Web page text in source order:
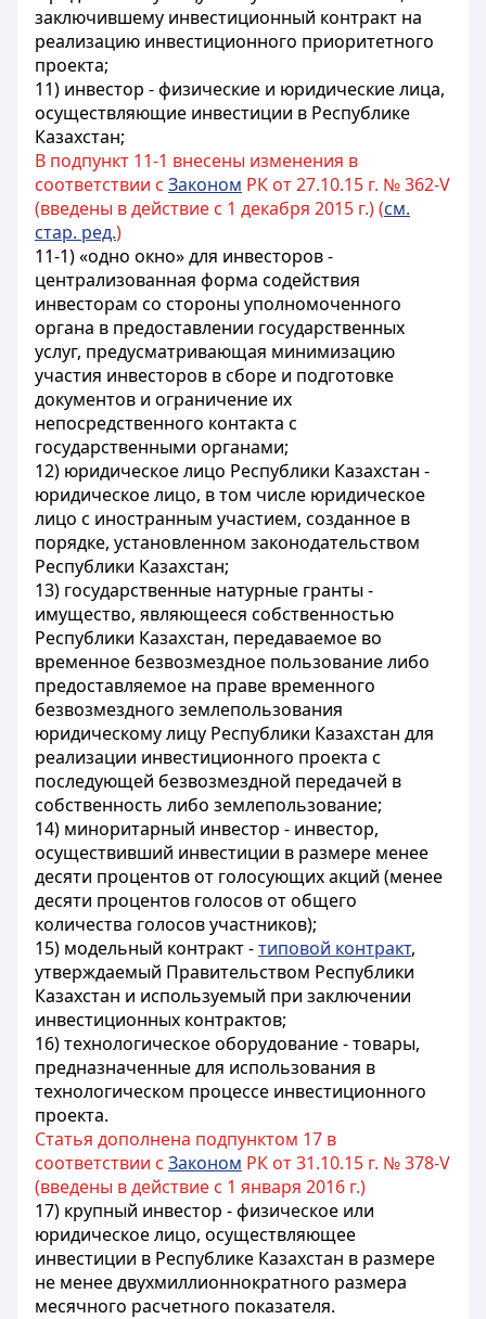
заключившему инвестиционный контракт на
реализацию инвестиционного приоритетного
проекта;
11) инвестор - физические и юридические лица,
осуществляющие инвестиции в Республике
Казахстан;
В подпункт 11-1 внесены изменения в
соответствии с Законом РК от 27.10.15 г. № 362-V
(введены в действие с 1 декабря 2015 г.) (см.
стар. ред.)
11-1) «одно окно» для инвесторов -
централизованная форма содействия
инвесторам со стороны уполномоченного
органа в предоставлении государственных
услуг, предусматривающая минимизацию
участия инвесторов в сборе и подготовке
документов и ограничение их
непосредственного контакта с
государственными органами;
12) юридическое лицо Республики Казахстан -
юридическое лицо, в том числе юридическое
лицо с иностранным участием, созданное в
порядке, установленном законодательством
Республики Казахстан;
13) государственные натурные гранты -
имущество, являющееся собственностью
Республики Казахстан, передаваемое во
временное безвозмездное пользование либо
предоставляемое на праве временного
безвозмездного землепользования
юридическому лицу Республики Казахстан для
реализации инвестиционного проекта с
последующей безвозмездной передачей в
собственность либо землепользование;
14) миноритарный инвестор - инвестор,
осуществивший инвестиции в размере менее
десяти процентов от голосующих акций (менее
десяти процентов голосов от общего
количества голосов участников);
15) модельный контракт -типовой контракт,
утверждаемый Правительством Республики
Казахстан и используемый при заключении
инвестиционных контрактов;
16) технологическое оборудование - товары,
предназначенные для использования в
технологическом процессе инвестиционного
проекта.
Статья дополнена подпунктом 17 в
соответствии с Законом РК от 31.10.15 г. № 378-V
(введены в действие с 1 января 2016 г.)
17) крупный инвестор - физическое или
юридическое лицо, осуществляющее
инвестиции в Республике Казахстан в размере
не менее двухмиллионнократного размера
месячного расчетного показателя.